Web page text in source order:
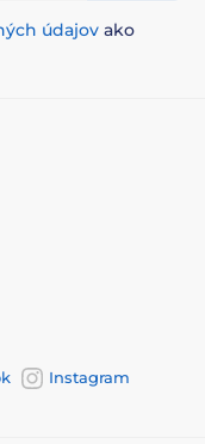
údajov ako
Instagram